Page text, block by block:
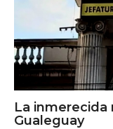
La inmerecida
Gualeguay